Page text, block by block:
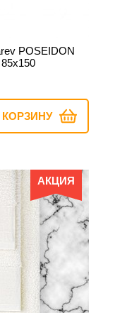
POSEIDON
КОРЗИНУ
АКЦИЯ